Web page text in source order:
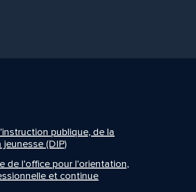
publique, de la
(DIP)
de l’office pour l’orientation,
et continue